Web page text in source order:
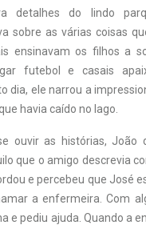
detalhes do lindo
sobre as várias coisas
ensinavam os filhos a
futebol e casais
dia, ele narrou a
havia caído no lago.
ouvir as histórias, João
que o amigo descrevia
e percebeu que José
a enfermeira. Com
e pediu ajuda. Quando a